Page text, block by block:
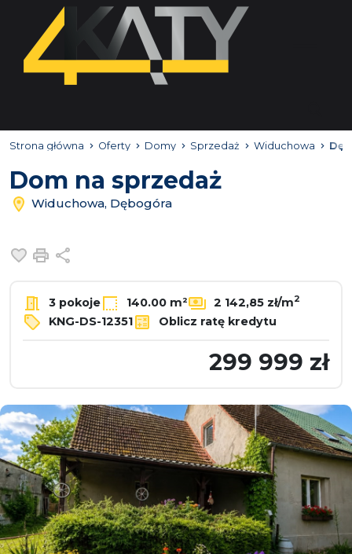
Strona główna Oferty Domy Sprzedaż Widuchowa
Dom na sprzedaż
Widuchowa, Dębogóra
Dodaj do ulubionych
Drukuj
3 pokoje 140.00 m² 2 142,85 zł/m2
KNG-DS-12351 Oblicz ratę kredytu
299 999 zł